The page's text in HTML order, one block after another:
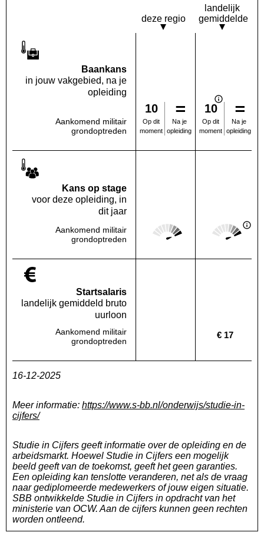
deze regio
landelijk
gemiddelde
Baankans
in jouw vakgebied, na je
opleiding
Aankomend militair
grondoptreden
10
Op dit
moment
Na je
opleiding
10
Op dit
moment
Na je
opleiding
Kans op stage
voor deze opleiding, in
dit jaar
Aankomend militair
grondoptreden
Deze regio:
Score: 5 van 5
Landelijk
Score: 5 van
Startsalaris
landelijk gemiddeld bruto
uurloon
Aankomend militair
grondoptreden
Geen waarde bekendLandelijk
€ 17
16-12-2025
Meer informatie: https://www.s-bb.nl/onderwijs/studie-in-
cijfers/
Studie in Cijfers geeft informatie over de opleiding en de
arbeidsmarkt. Hoewel Studie in Cijfers een mogelijk
beeld geeft van de toekomst, geeft het geen garanties.
Een opleiding kan tenslotte veranderen, net als de vraag
naar gediplomeerde medewerkers of jouw eigen situatie.
SBB ontwikkelde Studie in Cijfers in opdracht van het
ministerie van OCW. Aan de cijfers kunnen geen rechten
worden ontleend.